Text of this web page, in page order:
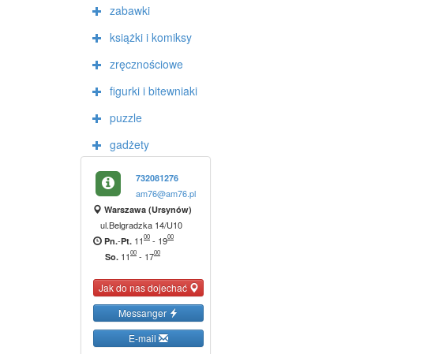
zabawki
książki i komiksy
zręcznościowe
figurki i bitewniaki
puzzle
gadżety
732081276
am76@am76.pl
Warszawa (Ursynów)
ul.Belgradzka 14/U10
Pn.-Pt. 1100 - 1900
So. 1100 - 1700
Jak do nas dojechać
Messanger
E-mail